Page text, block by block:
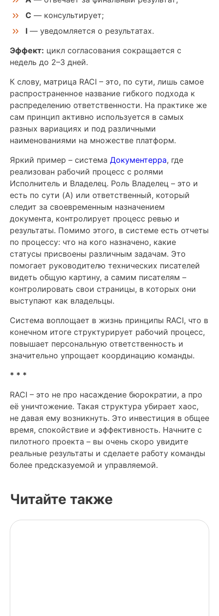
C — консультирует;
I — уведомляется о результатах.
Эффект: цикл согласования сокращается с
недель до 2–3 дней.
К слову, матрица RACI – это, по сути, лишь самое
распространенное название гибкого подхода к
распределению ответственности. На практике же
сам принцип активно используется в самых
разных вариациях и под различными
наименованиями на множестве платформ.
Яркий пример – система Документерра, где
реализован рабочий процесс с ролями
Исполнитель и Владелец. Роль Владелец – это и
есть по сути (A) или ответственный, который
следит за своевременным назначением
документа, контролирует процесс ревью и
результаты. Помимо этого, в системе есть отчеты
по процессу: что на кого назначено, какие
статусы присвоены различным задачам. Это
помогает руководителю технических писателей
видеть общую картину, а самим писателям –
контролировать свои страницы, в которых они
выступают как владельцы.
Система воплощает в жизнь принципы RACI, что в
конечном итоге структурирует рабочий процесс,
повышает персональную ответственность и
значительно упрощает координацию команды.
* * *
RACI – это не про насаждение бюрократии, а про
её уничтожение. Такая структура убирает хаос,
не давая ему возникнуть. Это инвестиция в общее
время, спокойствие и эффективность. Начните с
пилотного проекта – вы очень скоро увидите
реальные результаты и сделаете работу команды
более предсказуемой и управляемой.
Читайте также